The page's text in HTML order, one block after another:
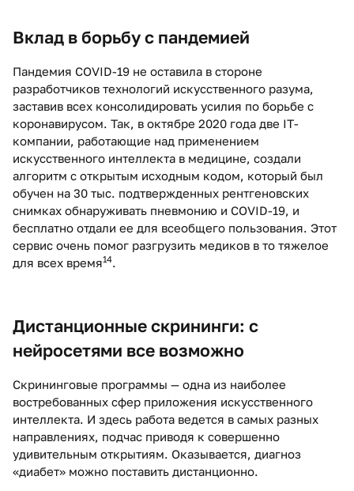
Вклад в борьбу с пандемией
Пандемия COVID-19 не оставила в стороне
разработчиков технологий искусственного разума,
заставив всех консолидировать усилия по борьбе с
коронавирусом. Так, в октябре 2020 года две IT-
компании, работающие над применением
искусственного интеллекта в медицине, создали
алгоритм с открытым исходным кодом, который был
обучен на 30 тыс. подтвержденных рентгеновских
снимках обнаруживать пневмонию и COVID-19, и
бесплатно отдали ее для всеобщего пользования. Этот
сервис очень помог разгрузить медиков в то тяжелое
для всех время14.
Дистанционные скрининги: с
нейросетями все возможно
Скрининговые программы — одна из наиболее
востребованных сфер приложения искусственного
интеллекта. И здесь работа ведется в самых разных
направлениях, подчас приводя к совершенно
удивительным открытиям. Оказывается, диагноз
«диабет» можно поставить дистанционно.